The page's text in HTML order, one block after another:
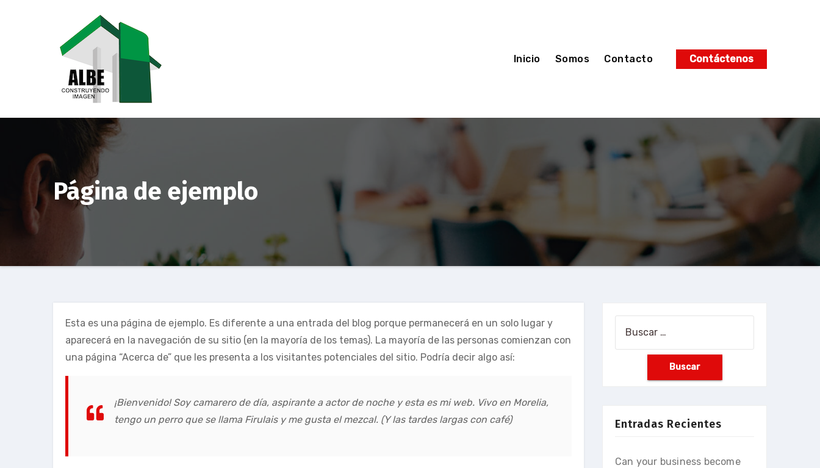
Inicio
Somos Contacto Contáctenos
Página de ejemplo
Esta es una página de ejemplo. Es diferente a una entrada del blog porque permanecerá en un solo lugar y
aparecerá en la navegación de su sitio (en la mayoría de los temas). La mayoría de las personas comienzan con
una página “Acerca de” que les presenta a los visitantes potenciales del sitio. Podría decir algo así:
¡Bienvenido! Soy camarero de día, aspirante a actor de noche y esta es mi web. Vivo en Morelia,
tengo un perro que se llama Firulais y me gusta el mezcal. (Y las tardes largas con café)
Entradas Recientes
Can your business become